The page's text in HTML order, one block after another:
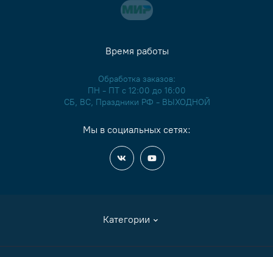
Категории
Время работы
Обработка заказов:
ПН - ПТ с 12:00 до 16:00
СБ, ВС, Праздники РФ - ВЫХОДНОЙ
Мы в социальных сетях: